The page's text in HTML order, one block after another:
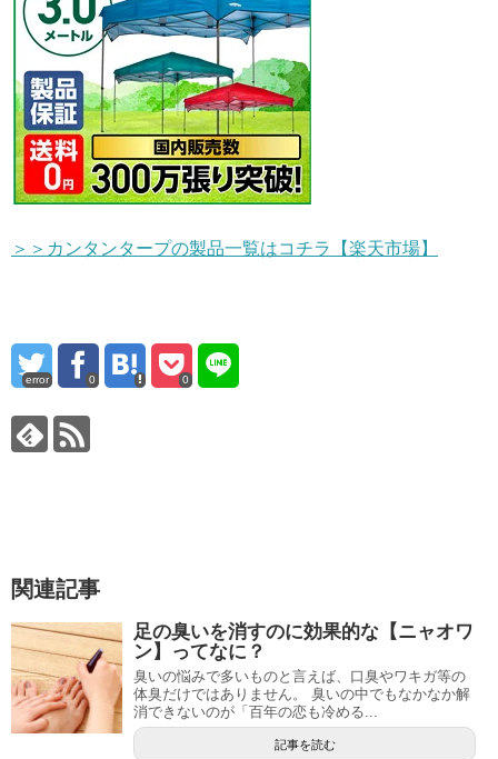
＞＞カンタンタープの製品一覧はコチラ【楽天市場】
error 0 0
関連記事
足の臭いを消すのに効果的な【ニャオワ
ン】ってなに？
臭いの悩みで多いものと言えば、口臭やワキガ等の
体臭だけではありません。 臭いの中でもなかなか解
消できないのが「百年の恋も冷める...
記事を読む